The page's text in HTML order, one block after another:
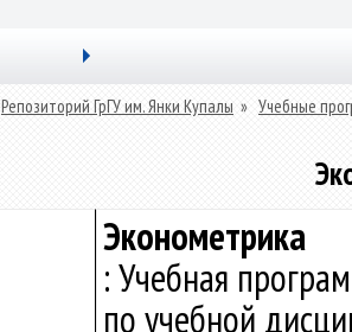
Репозиторий ГрГУ им. Янки Купалы » Учебные
Эконометрика
: Учебная
по учебной